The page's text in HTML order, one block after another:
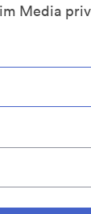
Media